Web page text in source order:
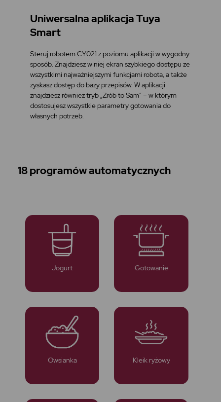
Uniwersalna aplikacja Tuya
Smart
Steruj robotem CY021 z poziomu aplikacji w wygodny
sposób. Znajdziesz w niej ekran szybkiego dostępu ze
wszystkimi najważniejszymi funkcjami robota, a także
zyskasz dostęp do bazy przepisów. W aplikacji
znajdziesz również tryb „Zrób to Sam” – w którym
dostosujesz wszystkie parametry gotowania do
własnych potrzeb.
18 programów automatycznych
Jogurt Gotowanie
Owsianka Kleik ryżowy